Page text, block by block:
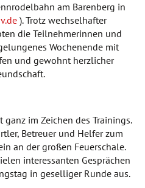
am Barenberg in
). Trotz wechselhafter
die Teilnehmerinnen und
Wochenende mit
und gewohnt herzlicher
ganz im Zeichen des Trainings.
Betreuer und Helfer zum
an der großen Feuerschale.
interessanten Gesprächen
in geselliger Runde aus.